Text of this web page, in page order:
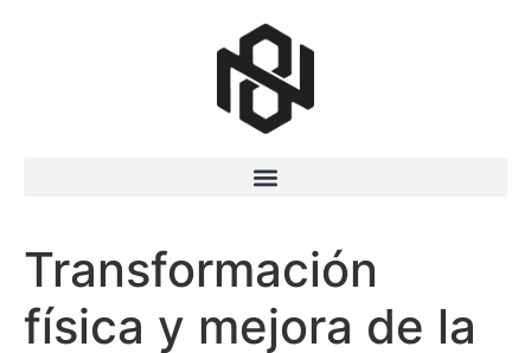
Transformación
física y mejora de la